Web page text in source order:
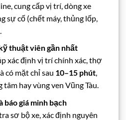
cung cấp vị trí, dòng xe
sự cố (chết máy, thủng lốp,
thuật viên gần nhất
xác định vị trí chính xác, thợ
có mặt chỉ sau 10–15 phút,
hay vùng ven Vũng Tàu.
báo giá minh bạch
sơ bộ xe, xác định nguyên